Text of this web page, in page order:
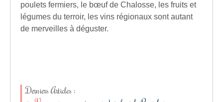
poulets fermiers, le bœuf de Chalosse, les fruits et
légumes du terroir, les vins régionaux sont autant
de merveilles à déguster.
Derniers Articles :